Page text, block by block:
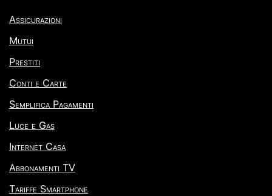
Assicurazioni
Mutui
Prestiti
Conti e Carte
Semplifica Pagamenti
Luce e Gas
Internet Casa
Abbonamenti TV
Tariffe Smartphone